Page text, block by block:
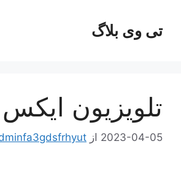
محتواتی وی بلاگ
تلویزیون
2023-04-05 از